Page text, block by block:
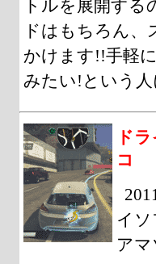
トルを展開する
ドはもちろん、
かけます!!手軽
みたい!という人
ド
コ
イソ
ア